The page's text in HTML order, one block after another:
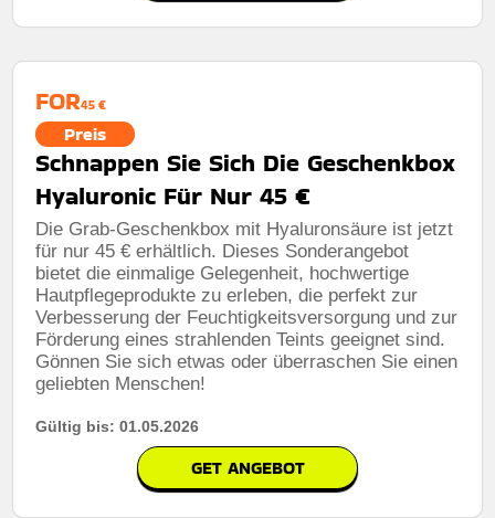
FOR45 €
Preis
Schnappen Sie Sich Die Geschenkbox
Hyaluronic Für Nur 45 €
Die Grab-Geschenkbox mit Hyaluronsäure ist jetzt
für nur 45 € erhältlich. Dieses Sonderangebot
bietet die einmalige Gelegenheit, hochwertige
Hautpflegeprodukte zu erleben, die perfekt zur
Verbesserung der Feuchtigkeitsversorgung und zur
Förderung eines strahlenden Teints geeignet sind.
Gönnen Sie sich etwas oder überraschen Sie einen
geliebten Menschen!
Gültig bis: 01.05.2026
GET ANGEBOT